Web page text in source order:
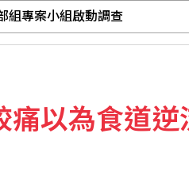
專案小組啟動調查
育場強調國家敘事
管社群媒體公司
痛以為食道逆